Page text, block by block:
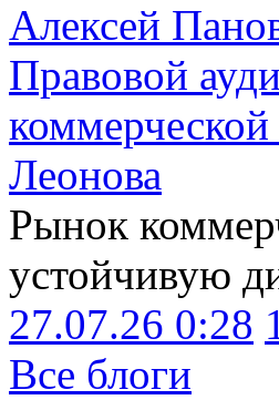
Алексей
Правовой
Леонова
Рынок
устойчивую
27.07.26 0:28
Все блоги